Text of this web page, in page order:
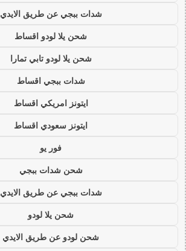
شدات ببجي عن طريق الايدي
شحن يلا لودو اقساط
شحن يلا لودو تابي تمارا
شدات ببجي اقساط
ايتونز امريكي اقساط
ايتونز سعودي اقساط
فور يو
شحن شدات ببجي
شدات ببجي عن طريق الايدي
شحن يلا لودو
شحن لودو عن طريق الايدي